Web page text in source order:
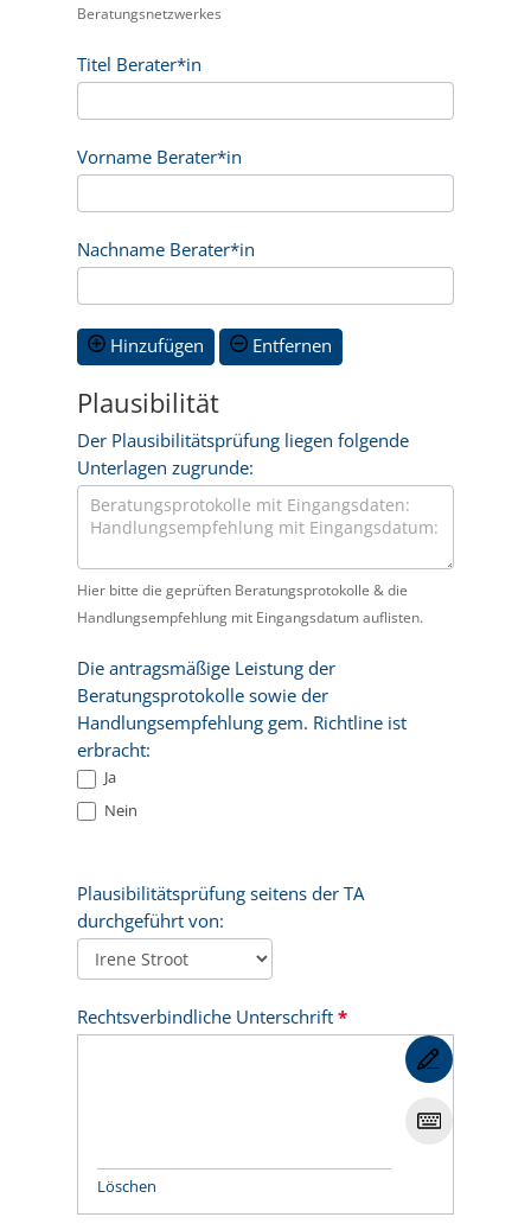
Beratungsnetzwerkes
Titel Berater*in
Vorname Berater*in
Nachname Berater*in
Hinzufügen Entfernen
Plausibilität
Der Plausibilitätsprüfung liegen folgende
Unterlagen zugrunde:
Hier bitte die geprüften Beratungsprotokolle & die
Handlungsempfehlung mit Eingangsdatum auflisten.
Die antragsmäßige Leistung der
Beratungsprotokolle sowie der
Handlungsempfehlung gem. Richtline ist
erbracht:
Ja
Nein
Plausibilitätsprüfung seitens der TA
durchgeführt von:
Rechtsverbindliche Unterschrift *
Löschen